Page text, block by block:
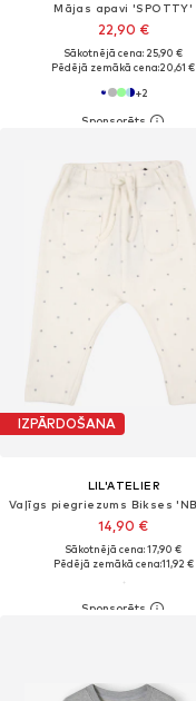
Mājas apavi 'SPOTTY'
22,90 €
Sākotnējā cena: 25,90 €
Pēdējā zemākā cena:20,61 €
+2
IZPĀRDOŠANA
LIL'ATELIER
14,90 €
Sākotnējā cena: 17,90 €
Pēdējā zemākā cena:11,92 €